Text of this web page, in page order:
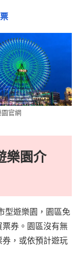
官網
樂園介
型遊樂園，園區免
券。園區沒有無
，或依預計遊玩